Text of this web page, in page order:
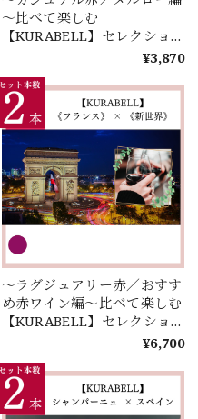
～比べて楽しむ
【KURABELL】セレクショ
ン♪ 《フランス》 × 《新世
界》＜２本セレクション＞
¥3,870
～ラグジュアリー赤／おすす
め赤ワイン編～比べて楽しむ
【KURABELL】セレクショ
ン♪ 《フランス》 × 《新世
¥6,700